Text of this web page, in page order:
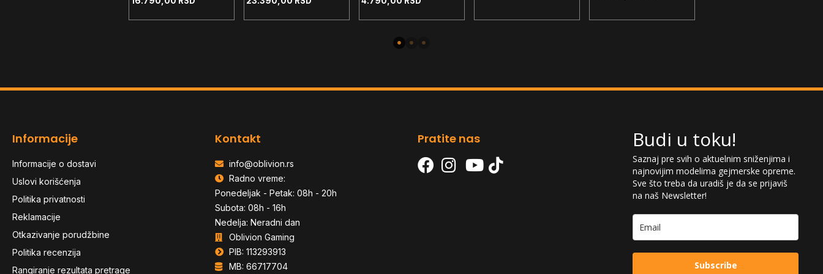
192bit 3xDP - HDMI
Informacije
Informacije o dostavi
Uslovi korišćenja
Politika privatnosti
Reklamacije
Otkazivanje porudžbine
Politika recenzija
Rangiranje rezultata pretrage
Kontakt
info@oblivion.rs
Radno vreme:
Ponedeljak - Petak: 08h - 20h
Subota: 08h - 16h
Nedelja: Neradni dan
Oblivion Gaming
PIB: 113293913
MB: 66717704
Pratite nas Budi u toku!
Saznaj pre svih o aktuelnim sniženjima i
najnovijim modelima gejmerske opreme.
Sve što treba da uradiš je da se prijaviš
na naš Newsletter!
Subscribe